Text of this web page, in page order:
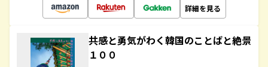
詳細を見る
共感と勇気がわく韓国のことばと絶景
１００